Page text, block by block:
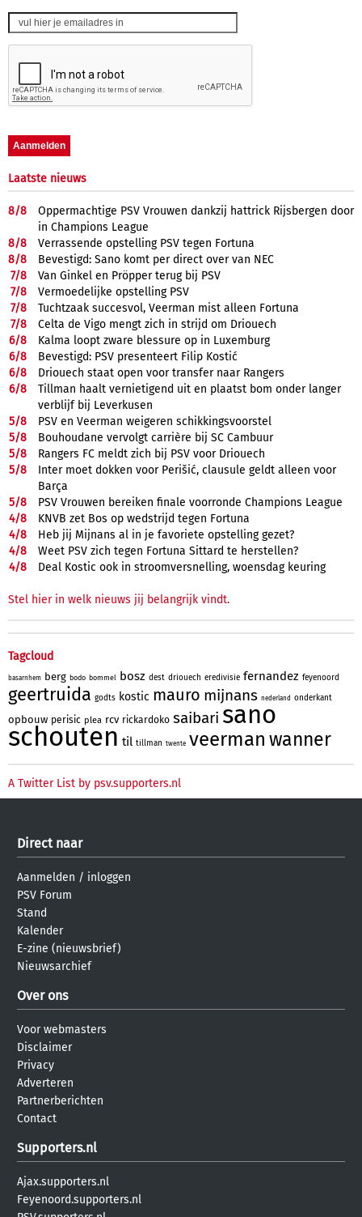
Laatste nieuws
8/8
Oppermachtige PSV Vrouwen dankzij hattrick Rijsbergen door
in Champions League
8/8
Verrassende opstelling PSV tegen Fortuna
8/8
Bevestigd: Sano komt per direct over van NEC
7/8
Van Ginkel en Pröpper terug bij PSV
7/8
Vermoedelijke opstelling PSV
7/8
Tuchtzaak succesvol, Veerman mist alleen Fortuna
7/8
Celta de Vigo mengt zich in strijd om Driouech
6/8
Kalma loopt zware blessure op in Luxemburg
6/8
Bevestigd: PSV presenteert Filip Kostić
6/8
Driouech staat open voor transfer naar Rangers
6/8
Tillman haalt vernietigend uit en plaatst bom onder langer
verblijf bij Leverkusen
5/8
PSV en Veerman weigeren schikkingsvoorstel
5/8
Bouhoudane vervolgt carrière bij SC Cambuur
5/8
Rangers FC meldt zich bij PSV voor Driouech
5/8
Inter moet dokken voor Perišić, clausule geldt alleen voor
Barça
5/8
PSV Vrouwen bereiken finale voorronde Champions League
4/8
KNVB zet Bos op wedstrijd tegen Fortuna
4/8
Heb jij Mijnans al in je favoriete opstelling gezet?
4/8
Weet PSV zich tegen Fortuna Sittard te herstellen?
4/8 Deal Kostic ook in stroomversnelling, woensdag keuring
Stel hier in welk nieuws jij belangrijk vindt.
Tagcloud
basarnhem berg bodo bommel bosz dest driouech eredivisie fernandez feyenoord
geertruida godts kostic mauro mijnans nederland onderkant
opbouw perisic plea rcv rickardoko saibari sano
schouten til tillman twente veerman wanner
A Twitter List by psv.supporters.nl
Direct naar
Aanmelden / inloggen
PSV Forum
Stand
Kalender
E-zine (nieuwsbrief)
Nieuwsarchief
Over ons
Voor webmasters
Disclaimer
Privacy
Adverteren
Partnerberichten
Contact
Supporters.nl
Ajax.supporters.nl
Feyenoord.supporters.nl